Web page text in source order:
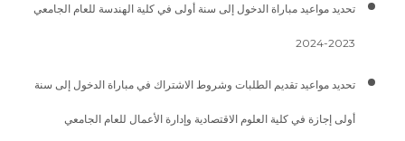
تحديد مواعيد مباراة الدخول إلى سنة أولى في كلية الهندسة للعام الجامعي
2023-2024
تحديد مواعيد تقديم الطلبات وشروط الاشتراك في مباراة الدخول إلى سنة
أولى إجازة في كلية العلوم الاقتصادية وإدارة الأعمال للعام الجامعي